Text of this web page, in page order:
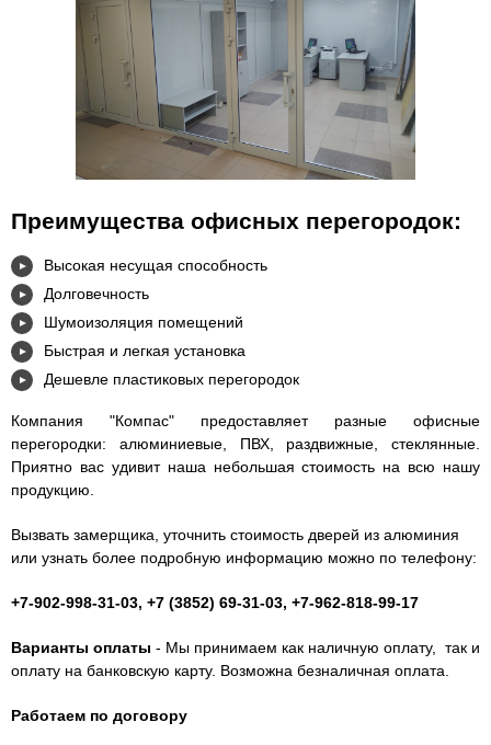
Преимущества офисных перегородок:
Высокая несущая способность
Долговечность
Шумоизоляция помещений
Быстрая и легкая установка
Дешевле пластиковых перегородок
Компания "Компас" предоставляет разные офисные
перегородки: алюминиевые, ПВХ, раздвижные, стеклянные.
Приятно вас удивит наша небольшая стоимость на всю нашу
продукцию.
Вызвать замерщика, уточнить стоимость дверей из алюминия
или узнать более подробную информацию можно по телефону:
+7-902-998-31-03, +7 (3852) 69-31-03, +7-962-818-99-17
Варианты оплаты - Мы принимаем как наличную оплату, так и
оплату на банковскую карту. Возможна безналичная оплата.
Работаем по договору